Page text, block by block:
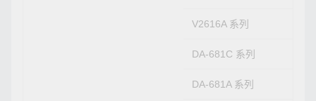
V2616A 系列
DA-681C 系列
DA-681A 系列